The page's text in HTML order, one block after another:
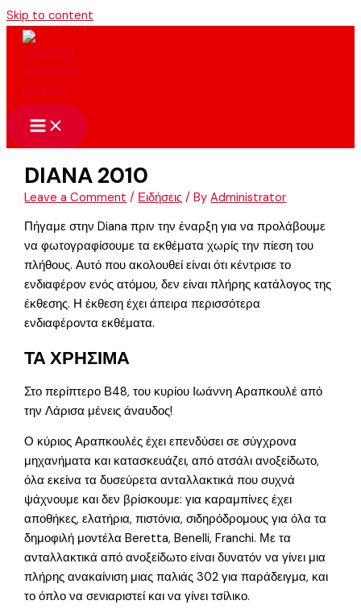
Skip to content
DIANA 2010
Leave a Comment / Ειδήσεις / ByAdministrator
Πήγαμε στην Diana πριν την έναρξη για να προλάβουμε
να φωτογραφίσουμε τα εκθέματα χωρίς την πίεση του
πλήθους. Αυτό που ακολουθεί είναι ότι κέντρισε το
ενδιαφέρον ενός ατόμου, δεν είναι πλήρης κατάλογος της
έκθεσης. Η έκθεση έχει άπειρα περισσότερα
ενδιαφέροντα εκθέματα.
ΤΑ ΧΡΗΣΙΜΑ
Στο περίπτερο Β48, του κυρίου Ιωάννη Αραπκουλέ από
την Λάρισα μένεις άναυδος!
Ο κύριος Αραπκουλές έχει επενδύσει σε σύγχρονα
μηχανήματα και κατασκευάζει, από ατσάλι ανοξείδωτο,
όλα εκείνα τα δυσεύρετα ανταλλακτικά που συχνά
ψάχνουμε και δεν βρίσκουμε: για καραμπίνες έχει
αποθήκες, ελατήρια, πιστόνια, σιδηρόδρομους για όλα τα
δημοφιλή μοντέλα Beretta, Benelli, Franchi. Με τα
ανταλλακτικά από ανοξείδωτο είναι δυνατόν να γίνει μια
πλήρης ανακαίνιση μιας παλιάς 302 για παράδειγμα, και
το όπλο να σενιαριστεί και να γίνει τσίλικο.